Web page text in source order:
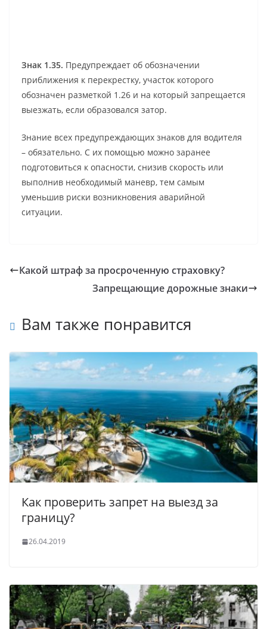
Знак 1.35. Предупреждает об обозначении
приближения к перекрестку, участок которого
обозначен разметкой 1.26 и на который запрещается
выезжать, если образовался затор.
Знание всех предупреждающих знаков для водителя
– обязательно. С их помощью можно заранее
подготовиться к опасности, снизив скорость или
выполнив необходимый маневр, тем самым
уменьшив риски возникновения аварийной
ситуации.
Какой штраф за просроченную страховку?
Запрещающие дорожные знаки
Вам также понравится
Как проверить запрет на выезд за
границу?
26.04.2019